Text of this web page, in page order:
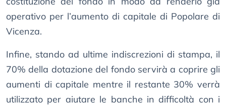
operativo per l’aumento di capitale di Popolare di
Vicenza.
Infine, stando ad ultime indiscrezioni di stampa, il
70% della dotazione del fondo servirà a coprire gli
aumenti di capitale mentre il restante 30% verrà
utilizzato per aiutare le banche in difficoltà con i